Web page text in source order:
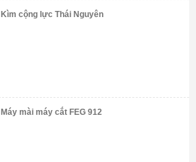
Kìm cộng lực Thái Nguyên
Máy mài máy cắt FEG 912